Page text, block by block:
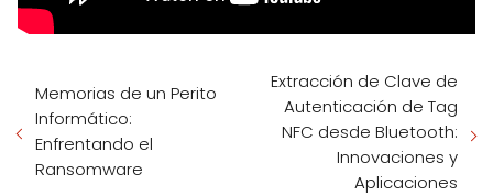
Memorias de un Perito
Informático:
Enfrentando el
Ransomware
Extracción de Clave de
Autenticación de Tag
NFC desde Bluetooth:
Innovaciones y
Aplicaciones